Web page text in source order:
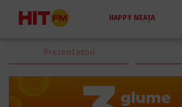
HAPPY NEAȚA
Prezentatori